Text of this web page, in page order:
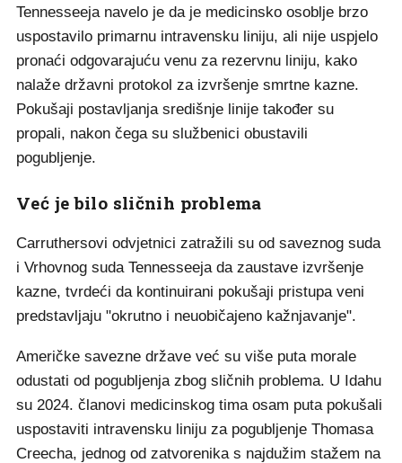
Tennesseeja navelo je da je medicinsko osoblje brzo
uspostavilo primarnu intravensku liniju, ali nije uspjelo
pronaći odgovarajuću venu za rezervnu liniju, kako
nalaže državni protokol za izvršenje smrtne kazne.
Pokušaji postavljanja središnje linije također su
propali, nakon čega su službenici obustavili
pogubljenje.
Već je bilo sličnih problema
Carruthersovi odvjetnici zatražili su od saveznog suda
i Vrhovnog suda Tennesseeja da zaustave izvršenje
kazne, tvrdeći da kontinuirani pokušaji pristupa veni
predstavljaju "okrutno i neuobičajeno kažnjavanje".
Američke savezne države već su više puta morale
odustati od pogubljenja zbog sličnih problema. U Idahu
su 2024. članovi medicinskog tima osam puta pokušali
uspostaviti intravensku liniju za pogubljenje Thomasa
Creecha, jednog od zatvorenika s najdužim stažem na